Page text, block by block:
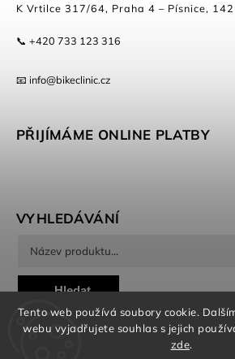
Tento web používá soubory cookie.
webu vyjadřujete souhlas s jejich
zde.
K Vrtilce 317/64, Praha 4 – Písnice,
📞 +420 733 123 316
📧 info@bikeclinic.cz
PŘIJÍMÁME ONLINE PLATBY
VYHLEDÁVÁNÍ
Hledat